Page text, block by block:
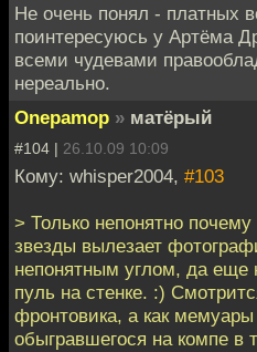
Не очень понял - платных
поинтересуюсь у Артёма
всеми чудевами
нереально.
Onepamop » матёрый
#104 | 26.10.09 10:09
Кому: whisper2004, #103
> Только непонятно
звезды вылезает
непонятным углом, да еще
пуль на стенке. :)
фронтовика, а как
обыгравшегося на компе в